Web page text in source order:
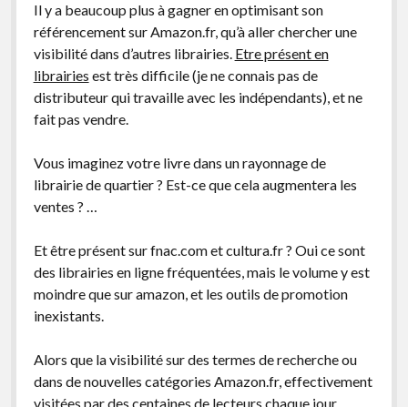
Il y a beaucoup plus à gagner en optimisant son
référencement sur Amazon.fr, qu’à aller chercher une
visibilité dans d’autres librairies. Etre présent en
librairies est très difficile (je ne connais pas de
distributeur qui travaille avec les indépendants), et ne
fait pas vendre.
Vous imaginez votre livre dans un rayonnage de
librairie de quartier ? Est-ce que cela augmentera les
ventes ? …
Et être présent sur fnac.com et cultura.fr ? Oui ce sont
des librairies en ligne fréquentées, mais le volume y est
moindre que sur amazon, et les outils de promotion
inexistants.
Alors que la visibilité sur des termes de recherche ou
dans de nouvelles catégories Amazon.fr, effectivement
visitées par des centaines de lecteurs chaque jour,